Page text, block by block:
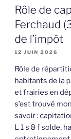
Rôle de
Ferchaud
de l’impôt
12 JUIN 2026
Rôle de
habitants de la
et frairies en
s’est trouvé
savoir :
L 1 s 8 f solde,